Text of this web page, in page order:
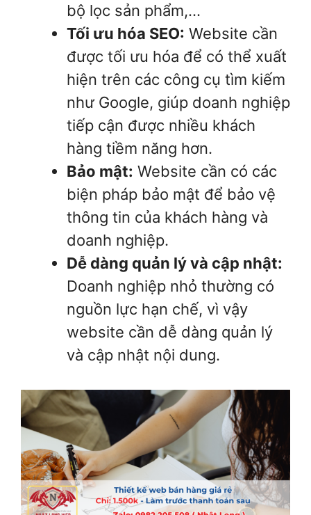
bộ lọc sản phẩm,…
Tối ưu hóa SEO: Website cần
được tối ưu hóa để có thể xuất
hiện trên các công cụ tìm kiếm
như Google, giúp doanh nghiệp
tiếp cận được nhiều khách
hàng tiềm năng hơn.
Bảo mật: Website cần có các
biện pháp bảo mật để bảo vệ
thông tin của khách hàng và
doanh nghiệp.
Dễ dàng quản lý và cập nhật:
Doanh nghiệp nhỏ thường có
nguồn lực hạn chế, vì vậy
website cần dễ dàng quản lý
và cập nhật nội dung.